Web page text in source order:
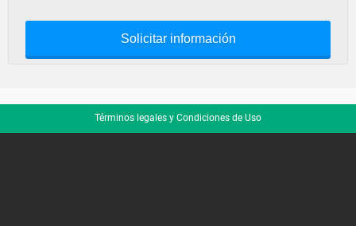
Solicitar información
Términos legales y Condiciones de Uso